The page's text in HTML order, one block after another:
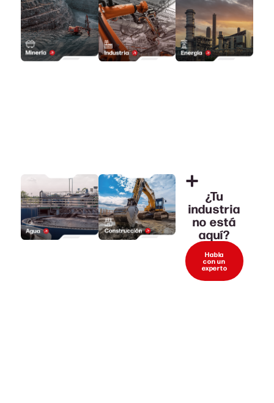
¿Tu
industria
no está
aquí?
Habla
con un
experto